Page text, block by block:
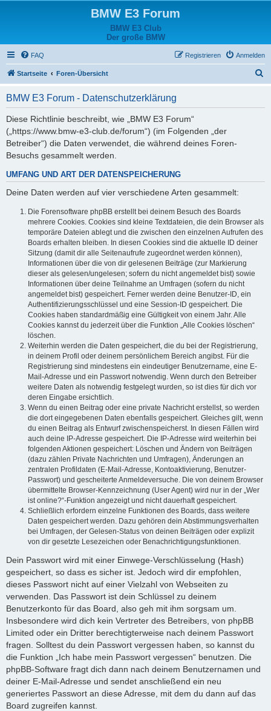
BMW E3 Forum
BMW E3 Club
Der große BMW
FAQ Anmelden
Registrieren
Startseite Foren-Übersicht
BMW E3 Forum - Datenschutzerklärung
Diese Richtlinie beschreibt, wie „BMW E3 Forum“
(„https://www.bmw-e3-club.de/forum“) (im Folgenden „der
Betreiber“) die Daten verwendet, die während deines Foren-
Besuchs gesammelt werden.
UMFANG UND ART DER DATENSPEICHERUNG
Deine Daten werden auf vier verschiedene Arten gesammelt:
Die Forensoftware phpBB erstellt bei deinem Besuch des Boards
mehrere Cookies. Cookies sind kleine Textdateien, die dein Browser als
temporäre Dateien ablegt und die zwischen den einzelnen Aufrufen des
Boards erhalten bleiben. In diesen Cookies sind die aktuelle ID deiner
Sitzung (damit dir alle Seitenaufrufe zugeordnet werden können),
Informationen über die von dir gelesenen Beiträge (zur Markierung
dieser als gelesen/ungelesen; sofern du nicht angemeldet bist) sowie
Informationen über deine Teilnahme an Umfragen (sofern du nicht
angemeldet bist) gespeichert. Ferner werden deine Benutzer-ID, ein
Authentifizierungsschlüssel und eine Session-ID gespeichert. Die
Cookies haben standardmäßig eine Gültigkeit von einem Jahr. Alle
Cookies kannst du jederzeit über die Funktion „Alle Cookies löschen“
löschen.
Weiterhin werden die Daten gespeichert, die du bei der Registrierung,
in deinem Profil oder deinem persönlichem Bereich angibst. Für die
Registrierung sind mindestens ein eindeutiger Benutzername, eine E-
Mail-Adresse und ein Passwort notwendig. Wenn durch den Betreiber
weitere Daten als notwendig festgelegt wurden, so ist dies für dich vor
deren Eingabe ersichtlich.
Wenn du einen Beitrag oder eine private Nachricht erstellst, so werden
die dort eingegebenen Daten ebenfalls gespeichert. Gleiches gilt, wenn
du einen Beitrag als Entwurf zwischenspeicherst. In diesen Fällen wird
auch deine IP-Adresse gespeichert. Die IP-Adresse wird weiterhin bei
folgenden Aktionen gespeichert: Löschen und Ändern von Beiträgen
(dazu zählen Private Nachrichten und Umfragen), Änderungen an
zentralen Profildaten (E-Mail-Adresse, Kontoaktivierung, Benutzer-
Passwort) und gescheiterte Anmeldeversuche. Die von deinem Browser
übermittelte Browser-Kennzeichnung (User Agent) wird nur in der „Wer
ist online?“-Funktion angezeigt und nicht dauerhaft gespeichert.
Schließlich erfordern einzelne Funktionen des Boards, dass weitere
Daten gespeichert werden. Dazu gehören dein Abstimmungsverhalten
bei Umfragen, der Gelesen-Status von deinen Beiträgen oder explizit
von dir gesetzte Lesezeichen oder Benachrichtigungsfunktionen.
Dein Passwort wird mit einer Einwege-Verschlüsselung (Hash)
gespeichert, so dass es sicher ist. Jedoch wird dir empfohlen,
dieses Passwort nicht auf einer Vielzahl von Webseiten zu
verwenden. Das Passwort ist dein Schlüssel zu deinem
Benutzerkonto für das Board, also geh mit ihm sorgsam um.
Insbesondere wird dich kein Vertreter des Betreibers, von phpBB
Limited oder ein Dritter berechtigterweise nach deinem Passwort
fragen. Solltest du dein Passwort vergessen haben, so kannst du
die Funktion „Ich habe mein Passwort vergessen“ benutzen. Die
phpBB-Software fragt dich dann nach deinem Benutzernamen und
deiner E-Mail-Adresse und sendet anschließend ein neu
generiertes Passwort an diese Adresse, mit dem du dann auf das
Board zugreifen kannst.